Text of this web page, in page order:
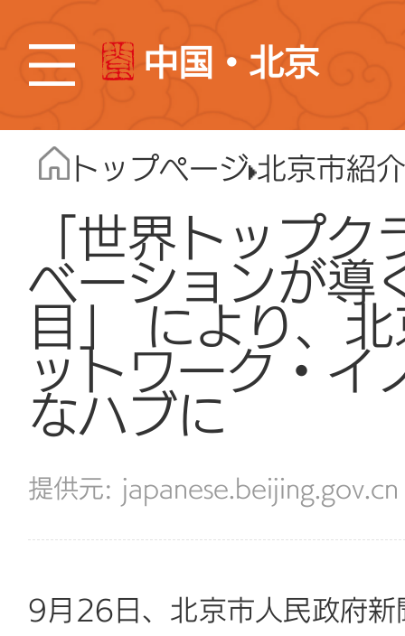
中国・北京
トップページ 北京市紹
「世界トップ
ベーションが導
目」 により、
ットワーク・イ
なハブに
japanese.beijing.gov.cn
9月26日、北京市人民政府